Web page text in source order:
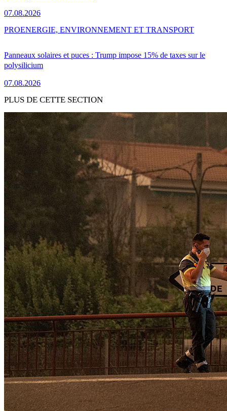
07.08.2026
Panneaux solaires et puces : Trump impose 15% de taxes sur le
polysilicium
07.08.2026
PROENERGIE, ENVIRONNEMENT ET TRANSPORT
PLUS DE CETTE SECTION